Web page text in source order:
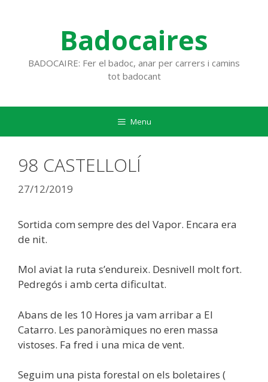
Badocaires
BADOCAIRE: Fer el badoc, anar per carrers i camins
tot badocant
Menu
98 CASTELLOLÍ
27/12/2019
Sortida com sempre des del Vapor. Encara era
de nit.
Mol aviat la ruta s’endureix. Desnivell molt fort.
Pedregós i amb certa dificultat.
Abans de les 10 Hores ja vam arribar a El
Catarro. Les panoràmiques no eren massa
vistoses. Fa fred i una mica de vent.
Seguim una pista forestal on els boletaires (